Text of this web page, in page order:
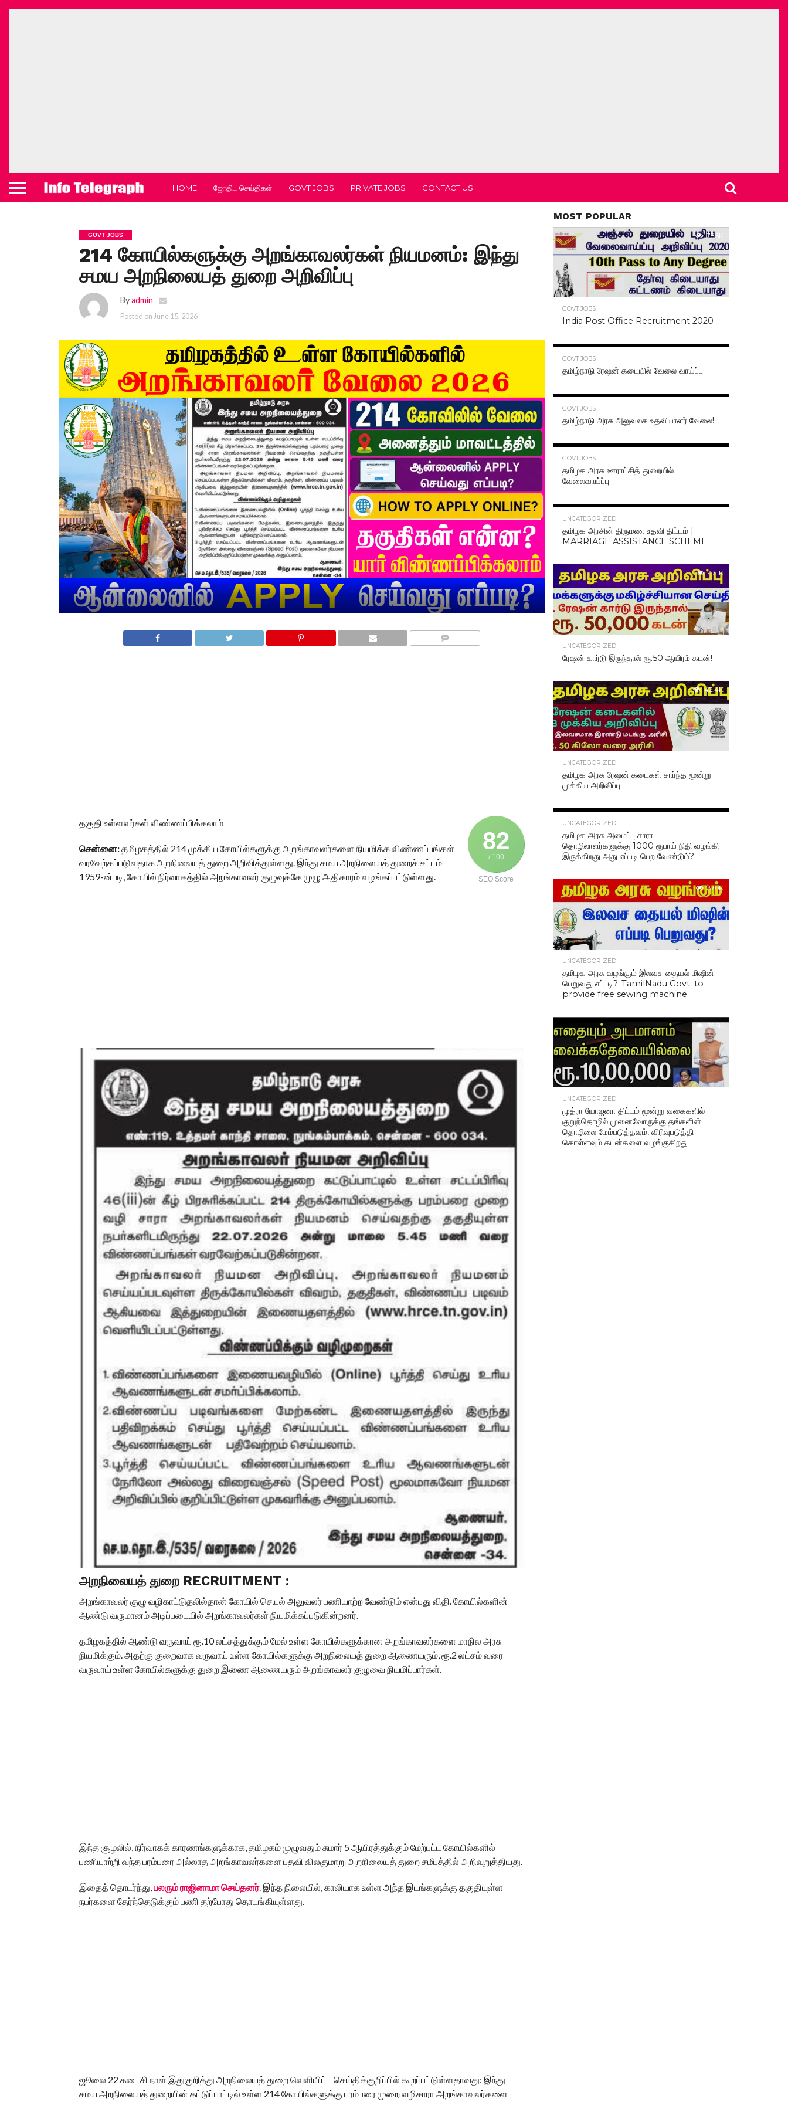
HOME ஜோதிட செய்திகள் GOVT JOBS PRIVATE JOBS CONTACT US
GOVT JOBS
214 கோயில்களுக்கு அறங்காவலர்கள் நியமனம்: இந்து
சமய அறநிலையத் துறை அறிவிப்பு
Byadmin
Posted on June 15, 2026
82
/ 100
SEO Score
தகுதி உள்ளவர்கள் விண்ணப்பிக்கலாம்
சென்னை:தமிழகத்தில் 214 முக்கிய கோயில்களுக்கு அறங்காவலர்களை நியமிக்க விண்ணப்பங்கள்
வரவேற்கப்படுவதாக அறநிலையத் துறை அறிவித்துள்ளது. இந்து சமய அறநிலையத் துறைச் சட்டம்
1959-ன்படி, கோயில் நிர்வாகத்தில் அறங்காவலர் குழுவுக்கே முழு அதிகாரம் வழங்கப்பட்டுள்ளது.
அறநிலையத் துறை RECRUITMENT :
அறங்காவலர் குழு வழிகாட்டுதலில்தான் கோயில் செயல் அலுவலர் பணியாற்ற வேண்டும் என்பது விதி. கோயில்களின்
ஆண்டு வருமானம் அடிப்படையில் அறங்காவலர்கள் நியமிக்கப்படுகின்றனர்.
தமிழகத்தில் ஆண்டு வருவாய் ரூ.10 லட்சத்துக்கும் மேல் உள்ள கோயில்களுக்கான அறங்காவலர்களை மாநில அரசு
நியமிக்கும். அதற்கு குறைவாக வருவாய் உள்ள கோயில்களுக்கு அறநிலையத் துறை ஆணையரும், ரூ.2 லட்சம் வரை
வருவாய் உள்ள கோயில்களுக்கு துறை இணை ஆணையரும் அறங்காவலர் குழுவை நியமிப்பார்கள்.
இந்த சூழலில், நிர்வாகக் காரணங்களுக்காக, தமிழகம் முழுவதும் சுமார் 5 ஆயிரத்துக்கும் மேற்பட்ட கோயில்களில்
பணியாற்றி வந்த பரம்பரை அல்லாத அறங்காவலர்களை பதவி விலகுமாறு அறநிலையத் துறை சமீபத்தில் அறிவுறுத்தியது.
இதைத் தொடர்ந்து,பலரும் ராஜினாமா செய்தனர். இந்த நிலையில், காலியாக உள்ள அந்த இடங்களுக்கு தகுதியுள்ள
நபர்களை தேர்ந்தெடுக்கும் பணி தற்போது தொடங்கியுள்ளது.
ஜூலை 22 கடைசி நாள் இதுகுறித்து அறநிலையத் துறை வெளியிட்ட செய்திக்குறிப்பில் கூறப்பட்டுள்ளதாவது: இந்து
சமய அறநிலையத் துறையின் கட்டுப்பாட்டில் உள்ள 214 கோயில்களுக்கு பரம்பரை முறை வழிசாரா அறங்காவலர்களை
MOST POPULAR
78.5K
GOVT JOBS
India Post Office Recruitment 2020
GOVT JOBS
தமிழ்நாடு ரேஷன் கடையில் வேலை வாய்ப்பு
GOVT JOBS
தமிழ்நாடு அரசு அலுவலக உதவியாளர் வேலை!
GOVT JOBS
தமிழக அரசு ஊராட்சித் துறையில்
வேலைவாய்ப்பு
UNCATEGORIZED
தமிழக அரசின் திருமண உதவி திட்டம் |
MARRIAGE ASSISTANCE SCHEME
47.1K
UNCATEGORIZED
ரேஷன் கார்டு இருந்தால் ரூ.50 ஆயிரம் கடன்!
42.4K
UNCATEGORIZED
தமிழக அரசு ரேஷன் கடைகள் சார்ந்த மூன்று
முக்கிய அறிவிப்பு
UNCATEGORIZED
தமிழக அரசு அமைப்பு சாரா
தொழிலாளர்களுக்கு 1000 ரூபாய் நிதி வழங்கி
இருக்கிறது அது எப்படி பெற வேண்டும்?
37.0K
UNCATEGORIZED
தமிழக அரசு வழங்கும் இலவச தையல் மிஷின்
பெறுவது எப்படி?-TamilNadu Govt. to
provide free sewing machine
36.5K
UNCATEGORIZED
முத்ரா யோஜனா திட்டம் மூன்று வகைகளில்
குறுந்தொழில் முனைவோருக்கு தங்களின்
தொழிலை மேம்படுத்தவும், விரிவுபடுத்தி
கொள்ளவும் கடன்களை வழங்குகிறது